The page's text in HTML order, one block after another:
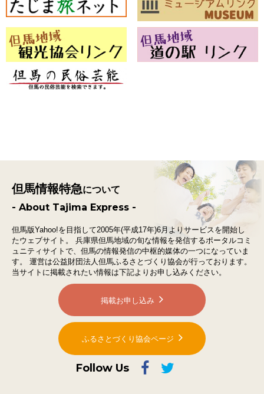
但馬情報特急について
- About Tajima Express -
但馬版Yahoo!を目指して2005年(平成17年)6月よりサービスを開始し
たウェブサイト。
兵庫県但馬地域の旬な情報を発信するポータルコミ
ュニティサイトで、 但馬の情報発信の中枢的媒体の一つになっていま
す。
運営は公益財団法人但馬ふるさとづくり協会が行っております。
当サイトに掲載されたい情報は下記よりお申し込みください。
掲載お申し込み
ふるさとづくり協会ページ
Follow Us